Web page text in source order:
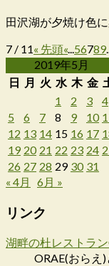
田沢湖が夕焼け色
7 / 11« 先頭«...56789
2019年5月
日 月 火 水 木 金
1
2 3
4
5
6 7 8 9 10
12 13 14 15 16 17
19 20 21 22 23 24
26 27 28 29 30 31
« 4月
6月 »
リンク
湖畔の杜レストラ
ORAE(おらえ